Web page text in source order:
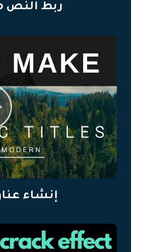
ربط النص
إنشاء